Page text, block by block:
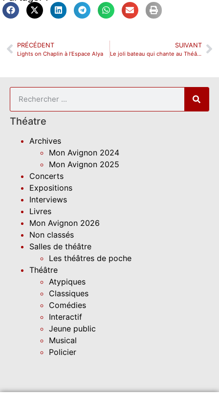
Théatre
Archives
Mon Avignon 2024
Mon Avignon 2025
Concerts
Expositions
Interviews
Livres
Mon Avignon 2026
Non classés
Salles de théâtre
Les théâtres de poche
Théâtre
Atypiques
Classiques
Comédies
Interactif
Jeune public
Musical
Policier
PRÉCÉDENT
Lights on Chaplin à l’Espace Alya
SUIVANT
Le joli bateau qui chante au Théâtre l’Espace Alya